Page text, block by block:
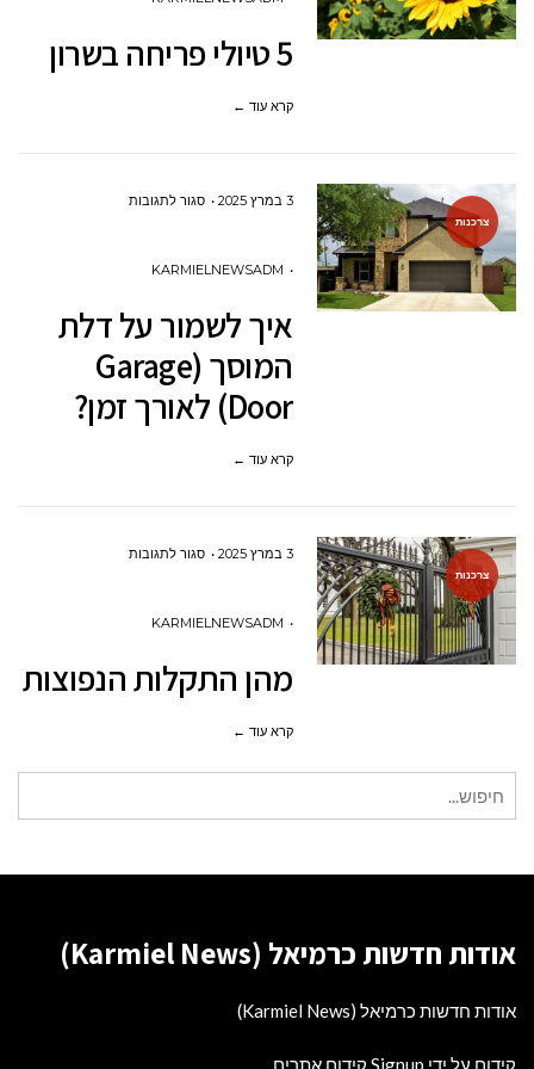
בשרון
5 טיולי פריחה בשרון
קרא עוד ←
צרכנות
3 במרץ 2025 סגור לתגובותעל
דלת
המוסך
(GARAGE
KARMIELNEWSADM
איך לשמור על דלת
המוסך (Garage
Door) לאורך זמן?
קרא עוד ←
צרכנות
3 במרץ 2025 סגור לתגובותעל
KARMIELNEWSADM
מהן התקלות הנפוצות
קרא עוד ←
עבור:
אודות חדשות כרמיאל (Karmiel News)
אודות חדשות כרמיאל (Karmiel News)
קידום על ידי Signup קידום אתרים